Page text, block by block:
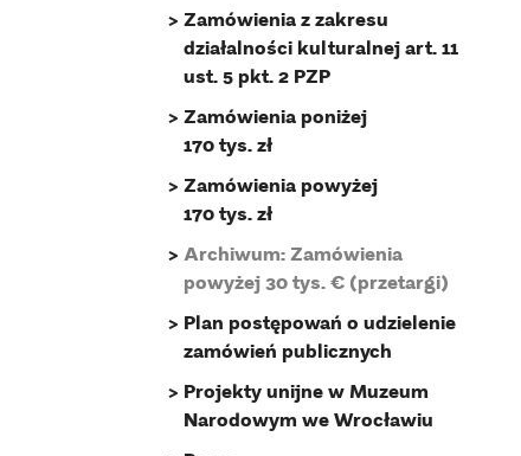
Zamówienia z zakresu
działalności kulturalnej art. 11
ust. 5 pkt. 2 PZP
Zamówienia poniżej
170 tys. zł
Zamówienia powyżej
170 tys. zł
Archiwum: Zamówienia
powyżej 30 tys. € (przetargi)
Plan postępowań o udzielenie
zamówień publicznych
Projekty unijne w Muzeum
Narodowym we Wrocławiu